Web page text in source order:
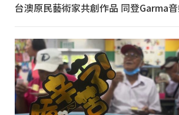
台澳原民藝術家共創作品 同登Garma